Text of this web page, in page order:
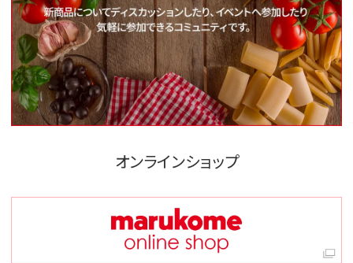
オンラインショップ